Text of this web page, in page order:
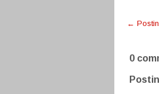
←
0